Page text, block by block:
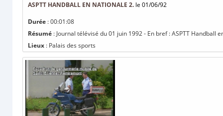
ASPTT HANDBALL EN NATIONALE 2. le 01/06/92
Durée : 00:01:08
Résumé : Journal télévisé du 01 juin 1992 - En bref : ASPTT Handball
Lieux : Palais des sports